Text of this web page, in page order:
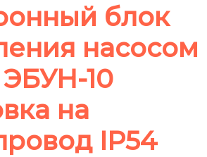
блок
насосом
10
на
IP54